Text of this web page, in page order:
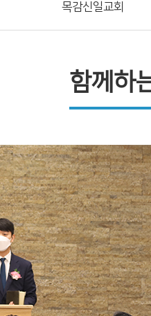
목감신일교회
함께하